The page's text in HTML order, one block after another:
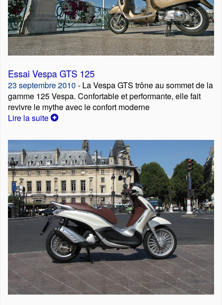
Essai Vespa GTS 125
23 septembre 2010 - La Vespa GTS trône au sommet de la
gamme 125 Vespa. Confortable et performante, elle fait
revivre le mythe avec le confort moderne
Lire la suite